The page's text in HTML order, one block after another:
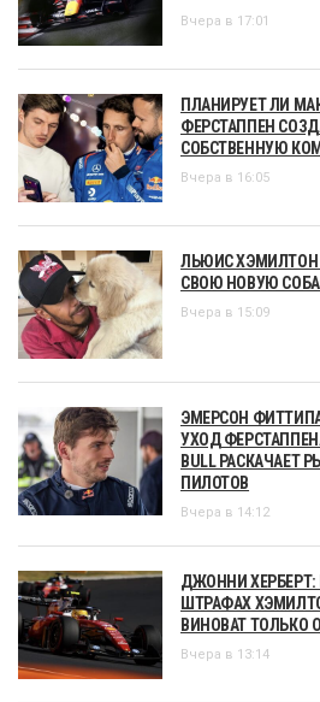
Вчера в 17:01
ПЛАНИРУЕТ ЛИ
ФЕРСТАППЕН
СОБСТВЕННУЮ
Вчера в 16:05
ЛЬЮИС ХЭМИЛТОН
СВОЮ НОВУЮ
Вчера в 15:09
ЭМЕРСОН
УХОД
BULL РАСКАЧАЕТ
ПИЛОТОВ
Вчера в 14:12
ДЖОННИ ХЕРБЕРТ:
ШТРАФАХ
ВИНОВАТ ТОЛЬКО
Вчера в 13:14